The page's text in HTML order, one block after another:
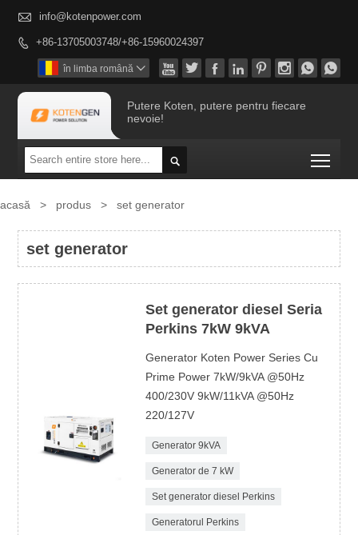
 info@kotenpower.com
 +86-13705003748/+86-15960024397
       
în limba română 
Putere Koten, putere pentru fiecare
nevoie!

acasă > produs > set generator
set generator
Set generator diesel Seria
Perkins 7kW 9kVA
Generator Koten Power Series Cu
Prime Power 7kW/9kVA @50Hz
400/230V 9kW/11kVA @50Hz
220/127V
Generator 9kVA
Generator de 7 kW
Set generator diesel Perkins
Generatorul Perkins